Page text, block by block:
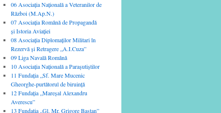
06 Asociaţia Naţională a Veteranilor de
Război (M.Ap.N.)
07 Asociaţia Română de Propagandă
şi Istoria Aviaţiei
08 Asociaţia Diplomaţilor Militari în
Rezervă şi Retragere „A.I.Cuza”
09 Liga Navală Română
10 Asociaţia Naţională a Paraşutiştilor
11 Fundaţia „Sf. Mare Mucenic
Gheorghe-purtătorul de biruinţă
12 Fundaţia „Mareşal Alexandru
Averescu”
13 Fundaţia „Gl. Mr. Grigore Baştan”